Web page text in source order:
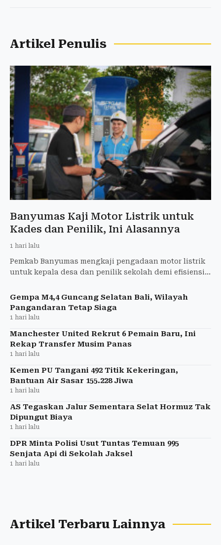
Artikel Penulis
Banyumas Kaji Motor Listrik untuk
Kades dan Penilik, Ini Alasannya
1 hari lalu
Pemkab Banyumas mengkaji pengadaan motor listrik
untuk kepala desa dan penilik sekolah demi efisiensi
lingkungan.
Gempa M4,4 Guncang Selatan Bali, Wilayah
Pangandaran Tetap Siaga
1 hari lalu
Manchester United Rekrut 6 Pemain Baru, Ini
Rekap Transfer Musim Panas
1 hari lalu
Kemen PU Tangani 492 Titik Kekeringan,
Bantuan Air Sasar 155.228 Jiwa
1 hari lalu
AS Tegaskan Jalur Sementara Selat Hormuz Tak
Dipungut Biaya
1 hari lalu
DPR Minta Polisi Usut Tuntas Temuan 995
Senjata Api di Sekolah Jaksel
1 hari lalu
Artikel Terbaru Lainnya